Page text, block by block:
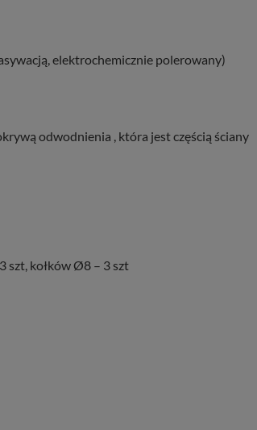
elektrochemicznie polerowany)
odwodnienia , która jest częścią ściany
szt, kołków Ø8 – 3 szt